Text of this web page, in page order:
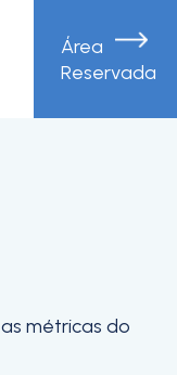
as
métricas do
Área
Reservada